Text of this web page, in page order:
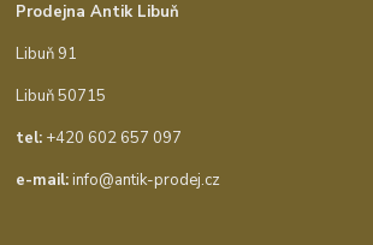
Prodejna Antik Libuň
Libuň 91
Libuň 50715
tel: +420 602 657 097
e-mail:info@antik-prodej.cz